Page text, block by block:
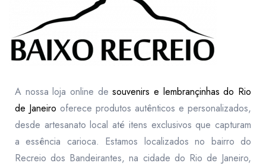
A nossa loja online desouvenirs e lembrançinhas do Rio
de Janeiro oferece produtos autênticos e personalizados,
desde artesanato local até itens exclusivos que capturam
a essência carioca. Estamos localizados no bairro do
Recreio dos Bandeirantes, na cidade do Rio de Janeiro,